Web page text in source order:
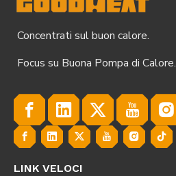
Concentrati sul buon calore.
Focus su Buona Pompa di Calore.
LINK VELOCI